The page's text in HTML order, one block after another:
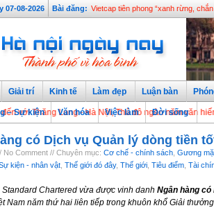
07-08-2026 Bài đăng: Vietcap tiên phong “xanh rừng, chắn
Long - Hà Nội, Thủ đô ngàn năm văn hiến
Giải trí Kinh tế Làm đẹp Luận bàn
– Sự kiện Văn hóa Việc làm Đời sống
có Dịch vụ Quản lý dòng tiền
No Comment // Chuyên mục: Cơ chế - chính sách Gương
kiện - nhân vật Thế giới đó đây, Thế giới Tiêu điểm Tài
Chartered vừa được vinh danh Ngân hàng có
Nam năm thứ hai liên tiếp trong khuôn khổ Giải